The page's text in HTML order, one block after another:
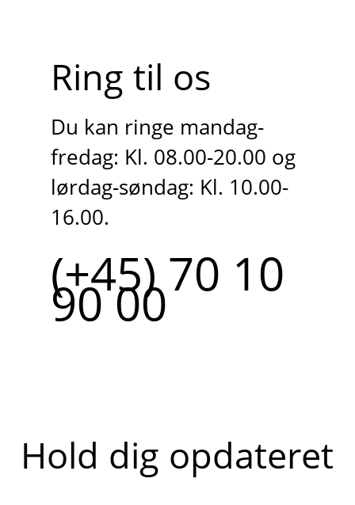
Ring til os
Du kan ringe mandag-
fredag: Kl. 08.00-20.00 og
lørdag-søndag: Kl. 10.00-
16.00.
(+45) 70 10
90 00
Hold dig opdateret